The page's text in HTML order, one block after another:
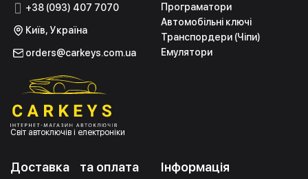
+38 (093) 407 7070
Київ, Україна
orders@carkeys.com.ua
Світ автоключів і електроніки
Програматори
Автомобільні ключі
Транспордери (Чіпи)
Емулятори
Інформація
Доставка та оплата